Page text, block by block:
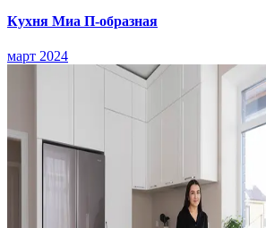
Кухня Миа П-образная
март 2024